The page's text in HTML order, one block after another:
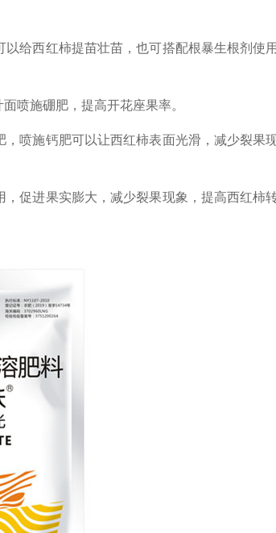
给西红柿提苗壮苗，也可搭配根暴生根剂使
喷施硼肥，提高开花座果率。
喷施钙肥可以让西红柿表面光滑，减少裂果
促进果实膨大，减少裂果现象，提高西红柿